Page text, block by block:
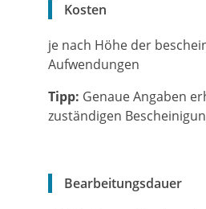
Kosten
je nach Höhe der
Aufwendungen
Tipp: Genaue Angaben
zuständigen
Bearbeitungsdauer